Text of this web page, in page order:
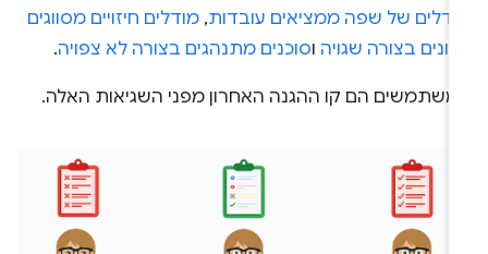
של שפה ממציאים עובדות,מודלים חיזויים מסווגים
בצורה שגויהוסוכנים מתנהגים בצורה לא צפויה.
הם קו ההגנה האחרון מפני השגיאות האלה.